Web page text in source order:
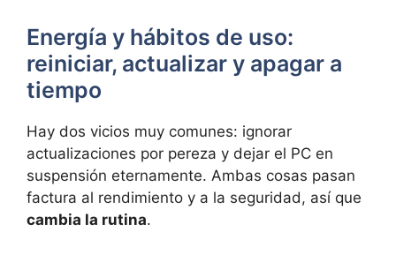
Energía y hábitos de uso:
reiniciar, actualizar y apagar a
tiempo
Hay dos vicios muy comunes: ignorar
actualizaciones por pereza y dejar el PC en
suspensión eternamente. Ambas cosas pasan
factura al rendimiento y a la seguridad, así que
cambia la rutina.